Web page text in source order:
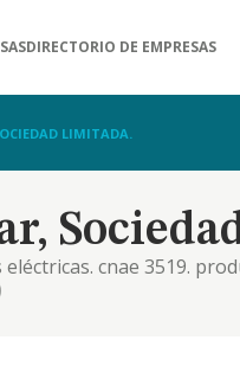
DIRECTORIO DE EMPRESAS
LIMITADA.
eléctricas. cnae 3519.
eléctrica. cnae 8110.